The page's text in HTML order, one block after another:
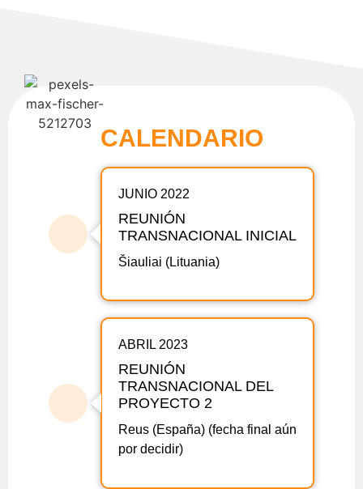
CALENDARIO
JUNIO 2022
REUNIÓN
TRANSNACIONAL INICIAL
Šiauliai (Lituania)
ABRIL 2023
REUNIÓN
TRANSNACIONAL DEL
PROYECTO 2
Reus (España) (fecha final aún
por decidir)